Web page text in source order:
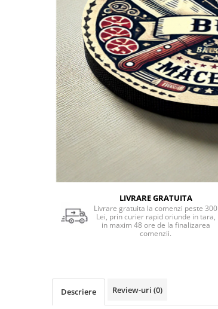
Cadouri Fiu/Fiică
Cadouri Bunici
Cadouri Cumnați
Cadouri Pisici/Câini
Cadouri Meserii&Hobby
Cadouri Apicultori
Cadouri Avocati/Juristi
Cadouri Columbofili
Cadouri Farmacisti
Cadouri Ingineri
Cadouri Politisti
Cadouri Pompieri
LIVRARE GRATUITA
Livrare gratuita la comenzi peste 300
Lei, prin curier rapid oriunde in tara,
in maxim 48 ore de la finalizarea
comenzii.
Descriere Review-uri (0)